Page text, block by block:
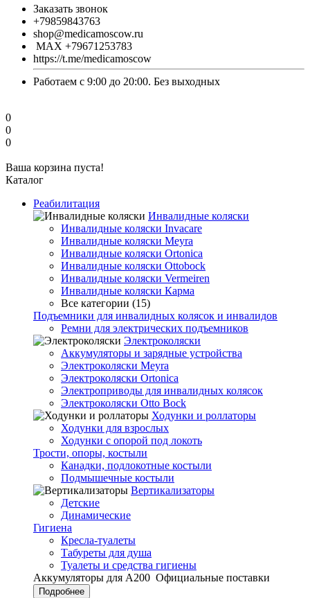
Заказать звонок
+79859843763
shop@medicamoscow.ru
MAX +79671253783
https://t.me/medicamoscow
Работаем с 9:00 до 20:00. Без выходных
0
0
0
Ваша корзина пуста!
Каталог
Реабилитация
Инвалидные коляски
Инвалидные коляски Invacare
Инвалидные коляски Meyra
Инвалидные коляски Ortonica
Инвалидные коляски Ottobock
Инвалидные коляски Vermeiren
Инвалидные коляски Карма
Все категории (15)
Подъемники для инвалидных колясок и инвалидов
Ремни для электрических подъемников
Электроколяски
Аккумуляторы и зарядные устройства
Электроколяски Meyra
Электроколяски Ortonica
Электроприводы для инвалидных колясок
Электроколяски Otto Bock
Ходунки и роллаторы
Ходунки для взрослых
Ходунки с опорой под локоть
Трости, опоры, костыли
Канадки, подлокотные костыли
Подмышечные костыли
Вертикализаторы
Детские
Динамические
Гигиена
Кресла-туалеты
Табуреты для душа
Туалеты и средства гигиены
Аккумуляторы для А200 Официальные поставки
Подробнее